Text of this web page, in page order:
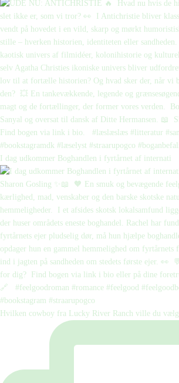
I dag udkommer Boghandlen i fyrtårnet af internati
Hvilken cowboy fra Lucky River Ranch ville du vælg